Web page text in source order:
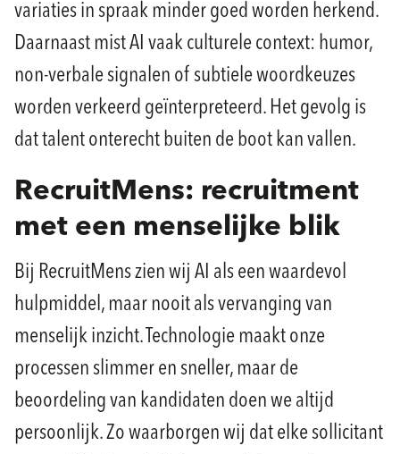
variaties in spraak minder goed worden herkend.
Daarnaast mist AI vaak culturele context: humor,
non-verbale signalen of subtiele woordkeuzes
worden verkeerd geïnterpreteerd. Het gevolg is
dat talent onterecht buiten de boot kan vallen.
RecruitMens: recruitment
met een menselijke blik
Bij RecruitMens zien wij AI als een waardevol
hulpmiddel, maar nooit als vervanging van
menselijk inzicht. Technologie maakt onze
processen slimmer en sneller, maar de
beoordeling van kandidaten doen we altijd
persoonlijk. Zo waarborgen wij dat elke sollicitant